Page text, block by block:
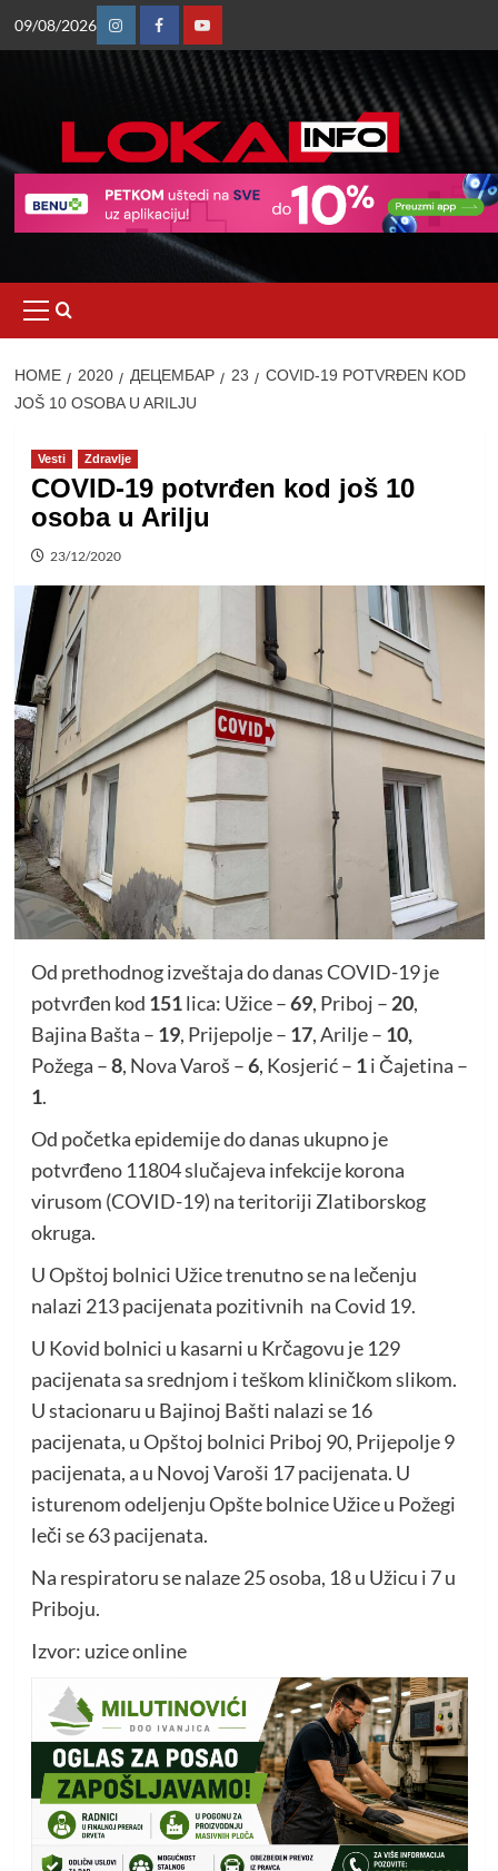
09/08/2026
InstagramFacebookYoutube
Menu
HOME 2020 ДЕЦЕМБАР 23
COVID-19 POTVRĐEN KOD
JOŠ 10 OSOBA U ARILJU
Vesti Zdravlje
COVID-19 potvrđen kod još 10
osoba u Arilju
23/12/2020
Od prethodnog izveštaja do danas COVID-19 je
potvrđen kod 151lica: Užice –69, Priboj – 20,
Bajina Bašta – 19, Prijepolje – 17, Arilje – 10,
Požega –8, Nova Varoš –6, Kosjerić – 1i Čajetina –
1.
Od početka epidemije do danas ukupno je
potvrđeno 11804 slučajeva infekcije korona
virusom (COVID-19) na teritoriji Zlatiborskog
okruga.
U Opštoj bolnici Užice trenutno se na lečenju
nalazi 213 pacijenata pozitivnih na Covid 19.
U Kovid bolnici u kasarni u Krčagovu je 129
pacijenata sa srednjom i teškom kliničkom slikom.
U stacionaru u Bajinoj Bašti nalazi se 16
pacijenata, u Opštoj bolnici Priboj 90, Prijepolje 9
pacijenata, a u Novoj Varoši 17 pacijenata. U
isturenom odeljenju Opšte bolnice Užice u Požegi
leči se 63 pacijenata.
Na respiratoru se nalaze 25 osoba, 18 u Užicu i 7 u
Priboju.
Izvor: uzice online